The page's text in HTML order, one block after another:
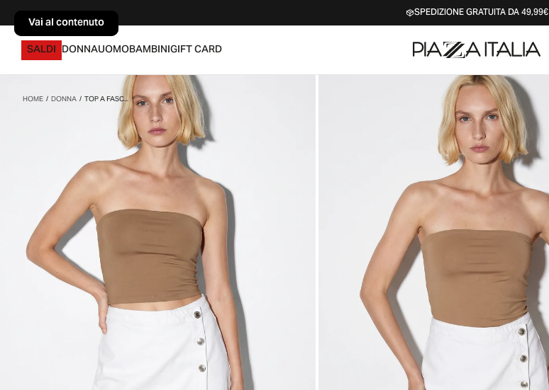
Vai al contenuto SPEDIZIONE GRATUITA DA 49,99€
SALDI DONNAUOMOBAMBINIGIFT CARD
HOME/DONNA/TOP A FASC...
Vai al contenuto